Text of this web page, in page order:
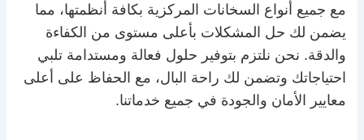
مع جميع أنواع السخانات المركزية بكافة أنظمتها، مما
يضمن لك حل المشكلات بأعلى مستوى من الكفاءة
والدقة. نحن نلتزم بتوفير حلول فعالة ومستدامة تلبي
احتياجاتك وتضمن لك راحة البال، مع الحفاظ على أعلى
معايير الأمان والجودة في جميع خدماتنا.